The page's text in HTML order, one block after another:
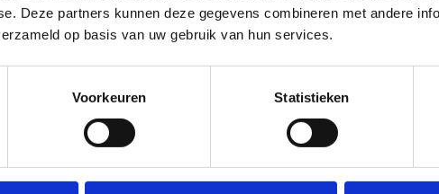
Deze partners kunnen deze gegevens combineren met andere
op basis van uw gebruik van hun services.
Voorkeuren Statistieken